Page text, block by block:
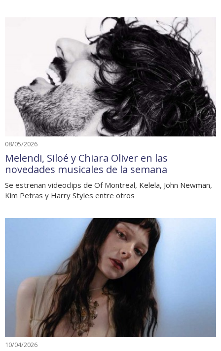
08/05/2026
Melendi, Siloé y Chiara Oliver en las
novedades musicales de la semana
Se estrenan videoclips de Of Montreal, Kelela, John Newman,
Kim Petras y Harry Styles entre otros
10/04/2026